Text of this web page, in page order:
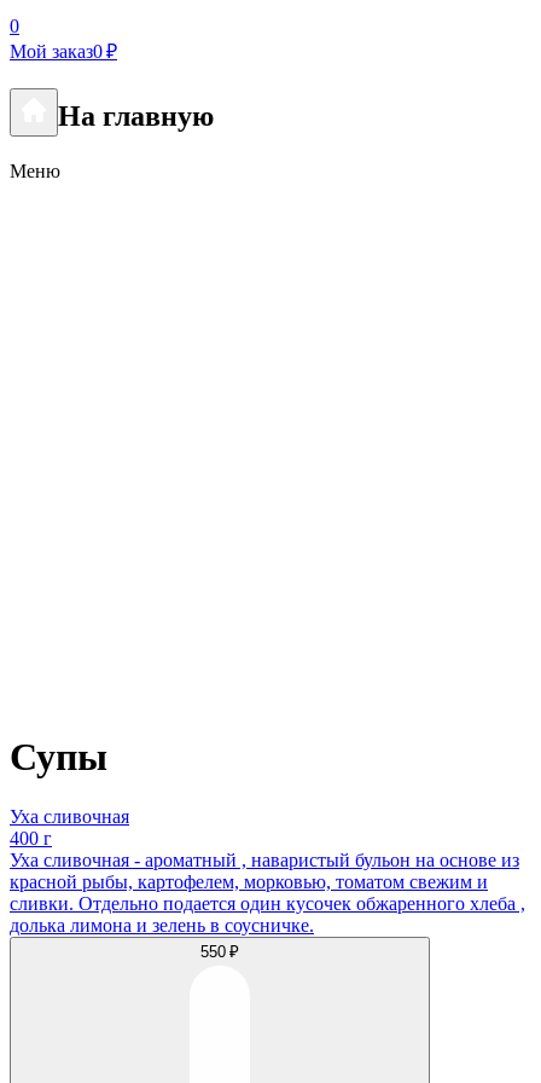
0
Мой заказ0 ₽
На главную
Меню
Супы
Уха сливочная
400 г
Уха сливочная - ароматный , наваристый бульон на основе из
красной рыбы, картофелем, морковью, томатом свежим и
сливки. Отдельно подается один кусочек обжаренного хлеба ,
долька лимона и зелень в соусничке.
550 ₽